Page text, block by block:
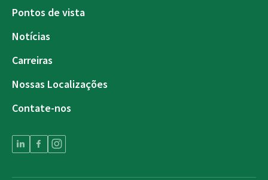
Pontos de vista
Notícias
Carreiras
Nossas Localizações
Contate-nos